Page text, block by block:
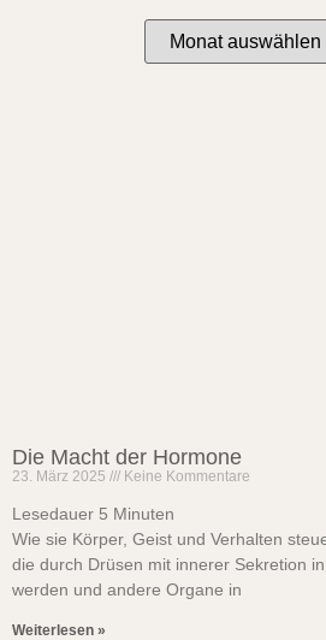
Die Macht der Hormone
23. März 2025 Keine Kommentare
Lesedauer 5 Minuten
Wie sie Körper, Geist und Verhalten
die durch Drüsen mit innerer Sekretion
werden und andere Organe in
Weiterlesen »